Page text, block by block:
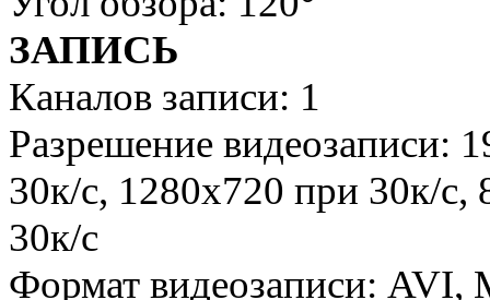
ЗАПИСЬ
Каналов записи: 1
Разрешение видеозаписи:
30к/с, 1280x720 при 30к/
30к/с
Формат видеозаписи: AVI,